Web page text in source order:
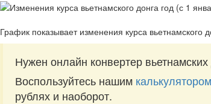
График показывает изменения курса вьетнамского
Нужен онлайн конвертер
Воспользуйтесь нашим
рублях и наоборот.